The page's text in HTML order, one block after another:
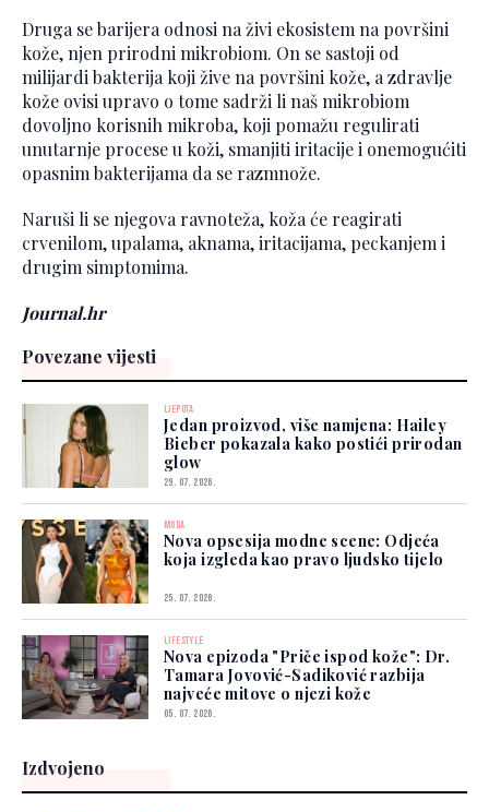
Druga se barijera odnosi na živi ekosistem na površini
kože, njen prirodni mikrobiom. On se sastoji od
milijardi bakterija koji žive na površini kože, a zdravlje
kože ovisi upravo o tome sadrži li naš mikrobiom
dovoljno korisnih mikroba, koji pomažu regulirati
unutarnje procese u koži, smanjiti iritacije i onemogućiti
opasnim bakterijama da se razmnože.
Naruši li se njegova ravnoteža, koža će reagirati
crvenilom, upalama, aknama, iritacijama, peckanjem i
drugim simptomima.
Journal.hr
Povezane vijesti
LJEPOTA
Jedan proizvod, više namjena: Hailey
Bieber pokazala kako postići prirodan
glow
29. 07. 2026.
MODA
Nova opsesija modne scene: Odjeća
koja izgleda kao pravo ljudsko tijelo
25. 07. 2026.
LIFESTYLE
Nova epizoda "Priče ispod kože": Dr.
Tamara Jovović-Sadiković razbija
najveće mitove o njezi kože
05. 07. 2026.
Izdvojeno